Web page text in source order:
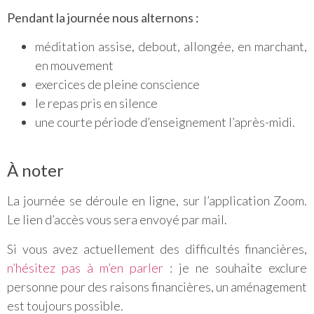
Pendant la journée nous alternons :
méditation assise, debout, allongée, en marchant,
en mouvement
exercices de pleine conscience
le repas pris en silence
une courte période d’enseignement l’après-midi.
À noter
La journée se déroule en ligne, sur l’application Zoom.
Le lien d’accès vous sera envoyé par mail.
Si vous avez actuellement des difficultés financières,
n’hésitez pas à m’en parler : je ne souhaite exclure
personne pour des raisons financières, un aménagement
est toujours possible.